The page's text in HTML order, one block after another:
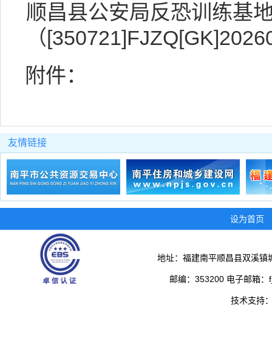
顺昌县公安局反恐训练基
（
附件：
友情链接
设为首页
地址：福建南平顺昌县双溪
邮编：353200 电子邮箱
技术支持